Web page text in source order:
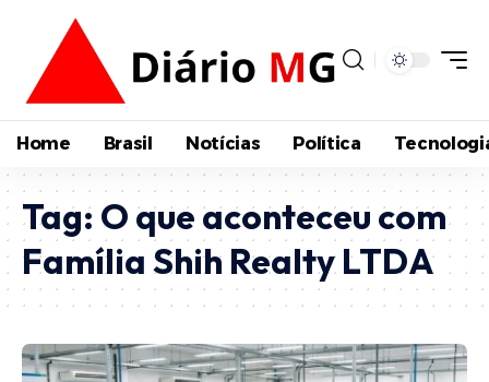
Home Brasil Notícias Política
Tag: O que aconteceu com
Família Shih Realty LTDA